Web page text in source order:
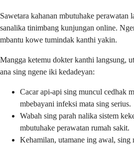
Sawetara kahanan mbutuhake perawatan
sanalika tinimbang kunjungan online.
mbantu kowe tumindak kanthi yakin.
Mangga ketemu dokter kanthi langsung,
ana sing ngene iki kedadeyan:
Cacar api-api sing muncul cedhak
mbebayani infeksi mata sing serius.
Wabah sing parah nalika sistem
mbutuhake perawatan rumah sakit.
Kehamilan, utamane ing awal, sing